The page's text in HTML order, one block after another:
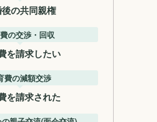
の共同親権
の交渉・回収
を請求したい
費の減額交渉
を請求された